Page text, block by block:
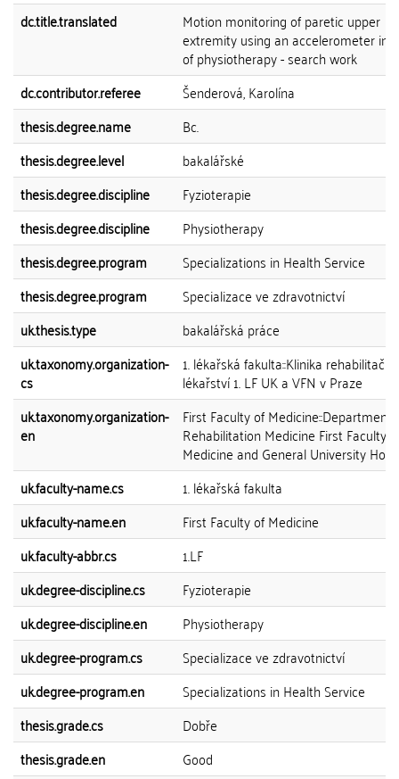
dc.title.translated
Motion monitoring of paretic upper
extremity using an accelerometer in
of physiotherapy - search work
dc.contributor.referee
Šenderová, Karolína
thesis.degree.name
Bc.
thesis.degree.level
bakalářské
thesis.degree.discipline
Fyzioterapie
thesis.degree.discipline
Physiotherapy
thesis.degree.program
Specializations in Health Service
thesis.degree.program
Specializace ve zdravotnictví
uk.thesis.type
bakalářská práce
uk.taxonomy.organization-
cs
1. lékařská fakulta::Klinika
lékařství 1. LF UK a VFN v Praze
uk.taxonomy.organization-
en
First Faculty of Medicine::Department
Rehabilitation Medicine First Faculty
Medicine and General University
uk.faculty-name.cs
1. lékařská fakulta
uk.faculty-name.en
First Faculty of Medicine
uk.faculty-abbr.cs
1.LF
uk.degree-discipline.cs
Fyzioterapie
uk.degree-discipline.en
Physiotherapy
uk.degree-program.cs
Specializace ve zdravotnictví
uk.degree-program.en
Specializations in Health Service
thesis.grade.cs
Dobře
thesis.grade.en
Good